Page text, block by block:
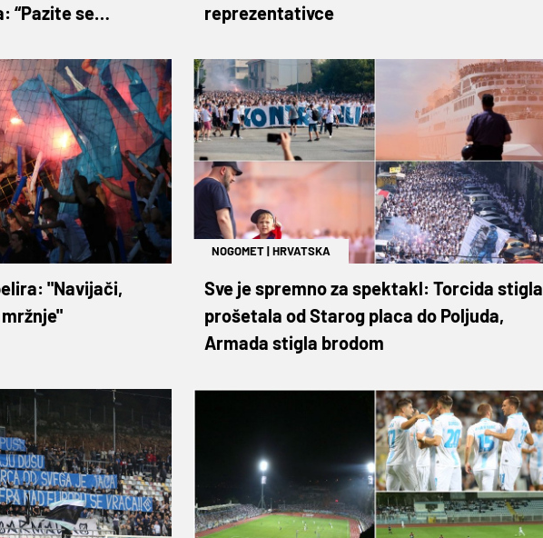
“Pazite se
reprezentativce
"Navijači,
NOGOMET|HRVATSKA
Sve je spremno za spektakl: Torcida stigla
prošetala od Starog placa do Poljuda,
Armada stigla brodom